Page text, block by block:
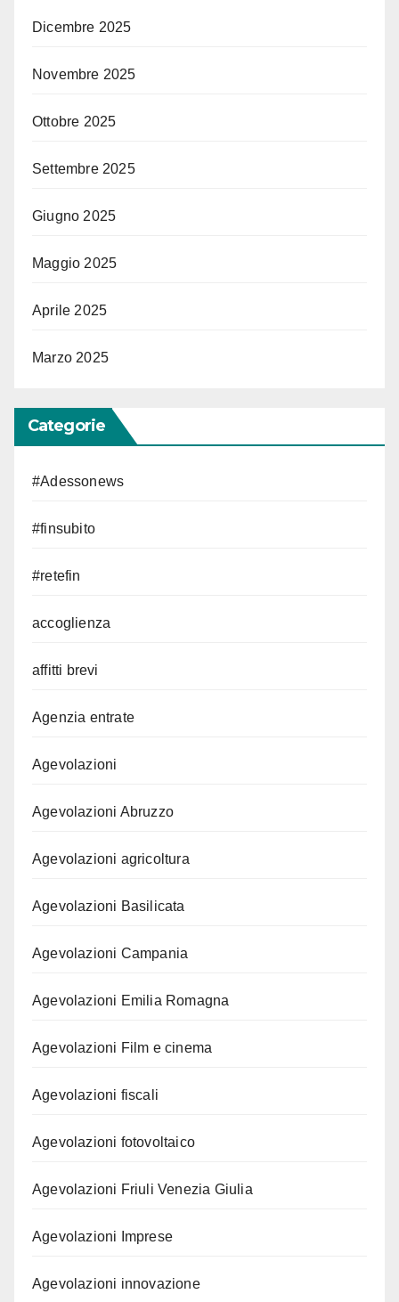
Dicembre 2025
Novembre 2025
Ottobre 2025
Settembre 2025
Giugno 2025
Maggio 2025
Aprile 2025
Marzo 2025
Categorie
#Adessonews
#finsubito
#retefin
accoglienza
affitti brevi
Agenzia entrate
Agevolazioni
Agevolazioni Abruzzo
Agevolazioni agricoltura
Agevolazioni Basilicata
Agevolazioni Campania
Agevolazioni Emilia Romagna
Agevolazioni Film e cinema
Agevolazioni fiscali
Agevolazioni fotovoltaico
Agevolazioni Friuli Venezia Giulia
Agevolazioni Imprese
Agevolazioni innovazione